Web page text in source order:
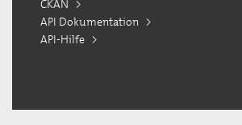
CKAN
API Dokumentation
API-Hilfe